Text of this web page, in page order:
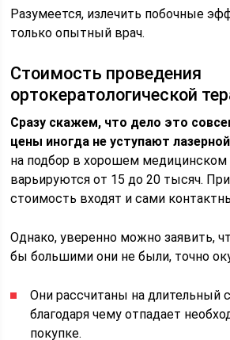
Разумеется, излечить побочные
только опытный врач.
Стоимость проведения
ортокератологической
Сразу скажем, что дело это
цены иногда не уступают
на подбор в хорошем медицинском
варьируются от 15 до 20 тысяч.
стоимость входят и сами
Однако, уверенно можно заявить,
бы большими они не были, точно
Они рассчитаны на длительный
благодаря чему отпадает
покупке.